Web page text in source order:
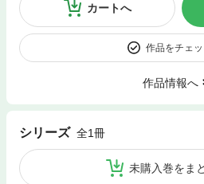
カートへ
作品をチェ
作品情報へ
シリーズ 全1冊
未購入巻をま